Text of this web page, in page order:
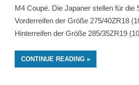
M4 Coupé. Die Japaner stellen für die
Vorderreifen der Größe 275/40ZR18
Hinterreifen der Größe 285/35ZR19
CONTINUE READING